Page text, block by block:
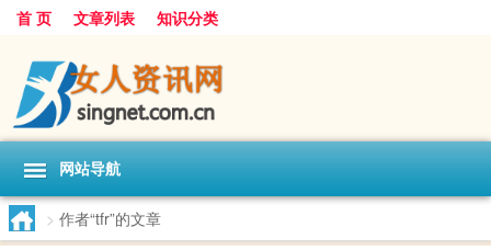
首 页 文章列表 知识分类
网站导航
> 作者“tfr”的文章